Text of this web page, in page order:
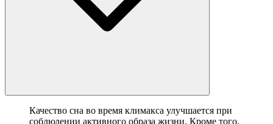
Качество сна во время климакса улучшается при
соблюдении активного образа жизни. Кроме того,